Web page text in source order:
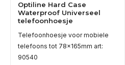
Optiline Hard Case
Waterproof Universeel
telefoonhoesje
Telefoonhoesje voor mobiele
telefoons tot 78x165mm art:
90540